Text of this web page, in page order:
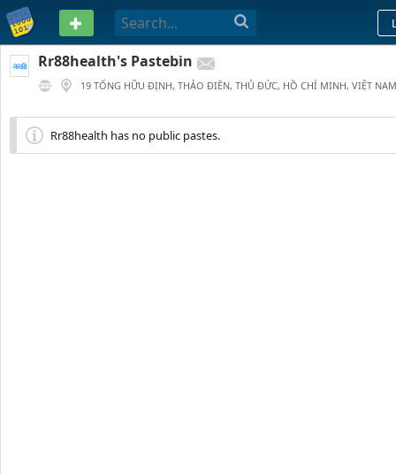
PASTEBIN
Rr88health's Pastebin
19 TỐNG HỮU ĐỊNH, THẢO ĐIỀN, THỦ ĐỨC, HỒ CHÍ MINH, VIỆT NAM
Rr88health has no public pastes.